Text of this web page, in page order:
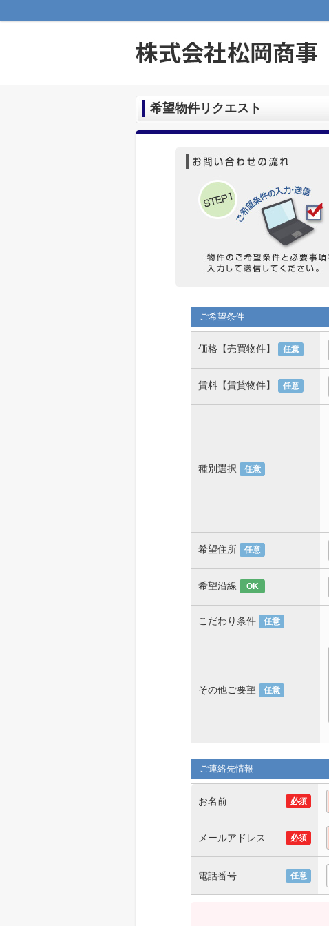
希望物件リクエスト
ご希望条件
価格【売買物件】 任意
賃料【賃貸物件】 任意
種別選択 任意
希望住所 任意
希望沿線 OK
こだわり条件 任意
その他ご要望 任意
ご連絡先情報
お名前 必須
メールアドレス 必須
電話番号 任意